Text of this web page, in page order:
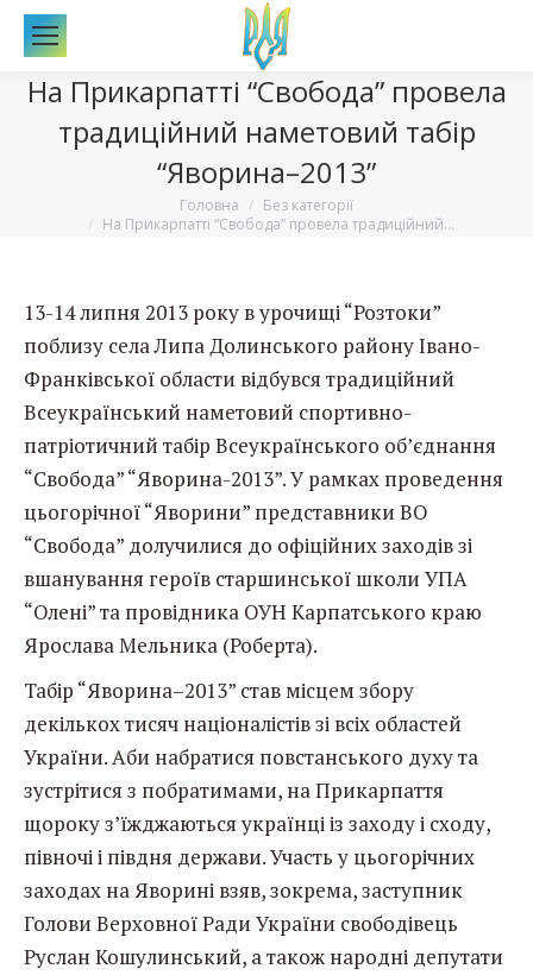
На Прикарпатті “Свобода” провела
традиційний наметовий табір
“Яворина–2013”
Головна
Без категорії
На Прикарпатті “Свобода” провела традиційний…
13-14 липня 2013 року в урочищі “Розтоки”
поблизу села Липа Долинського району Івано-
Франківської области відбувся традиційний
Всеукраїнський наметовий спортивно-
патріотичний табір Всеукраїнського об’єднання
“Свобода” “Яворина-2013”. У рамках проведення
цьогорічної “Яворини” представники ВО
“Свобода” долучилися до офіційних заходів зі
вшанування героїв старшинської школи УПА
“Олені” та провідника ОУН Карпатського краю
Ярослава Мельника (Роберта).
Табір “Яворина–2013” став місцем збору
декількох тисяч націоналістів зі всіх областей
України. Аби набратися повстанського духу та
зустрітися з побратимами, на Прикарпаття
щороку з’їжджаються українці із заходу і сходу,
півночі і півдня держави. Участь у цьогорічних
заходах на Яворині взяв, зокрема, заступник
Голови Верховної Ради України свободівець
Руслан Кошулинський, а також народні депутати